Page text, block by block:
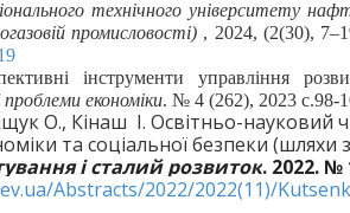
технічного університету
промисловості) , 2024, (2(30),
інструменти управління
економіки. № 4 (262), 2023 с.98-
О., Кінаш І. Освітньо-науковий
та соціальної безпеки (шляхи
і сталий розвиток. 2022. №
Abstracts/2022/2022(11)/